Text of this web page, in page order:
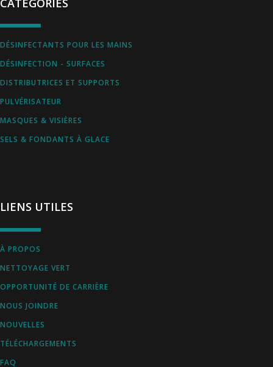
CATÉGORIES
DÉSINFECTANTS POUR LES MAINS
DÉSINFECTION - SURFACES
DISTRIBUTRICES ET SUPPORTS
PULVÉRISATEUR
MASQUES & VISIÈRES
SELS & FONDANTS À GLACE
LIENS UTILES
À PROPOS
NETTOYAGE VERT
OPPORTUNITÉ DE CARRIÈRE
NOUS JOINDRE
NOUVELLES
TÉLÉCHARGEMENTS
FAQ